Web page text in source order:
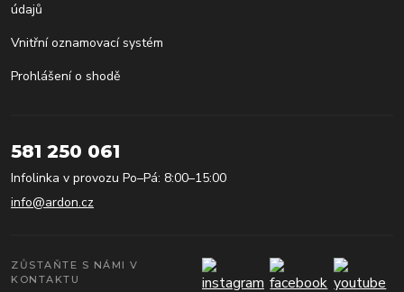
údajů
Vnitřní oznamovací systém
Prohlášení o shodě
581 250 061
Infolinka v provozu Po–Pá: 8:00–15:00
info@ardon.cz
ZŮSTAŇTE S NÁMI V
KONTAKTU